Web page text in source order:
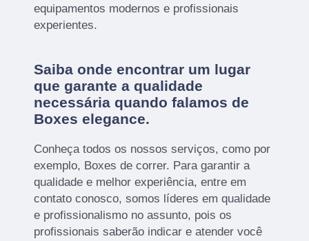
equipamentos modernos e profissionais
experientes.
Saiba onde encontrar um lugar
que garante a qualidade
necessária quando falamos de
Boxes elegance.
Conheça todos os nossos serviços, como por
exemplo, Boxes de correr. Para garantir a
qualidade e melhor experiência, entre em
contato conosco, somos líderes em qualidade
e profissionalismo no assunto, pois os
profissionais saberão indicar e atender você